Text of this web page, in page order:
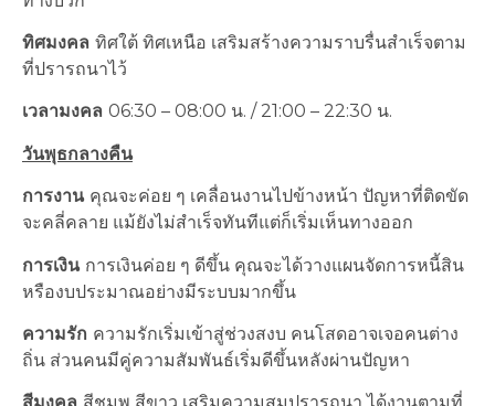
ทิศมงคล ทิศใต้ ทิศเหนือ เสริมสร้างความราบรื่นสำเร็จตาม
ที่ปรารถนาไว้
เวลามงคล 06:30 – 08:00 น. / 21:00 – 22:30 น.
วันพุธกลางคืน
การงาน คุณจะค่อย ๆ เคลื่อนงานไปข้างหน้า ปัญหาที่ติดขัด
จะคลี่คลาย แม้ยังไม่สำเร็จทันทีแต่ก็เริ่มเห็นทางออก
การเงิน การเงินค่อย ๆ ดีขึ้น คุณจะได้วางแผนจัดการหนี้สิน
หรืองบประมาณอย่างมีระบบมากขึ้น
ความรัก ความรักเริ่มเข้าสู่ช่วงสงบ คนโสดอาจเจอคนต่าง
ถิ่น ส่วนคนมีคู่ความสัมพันธ์เริ่มดีขึ้นหลังผ่านปัญหา